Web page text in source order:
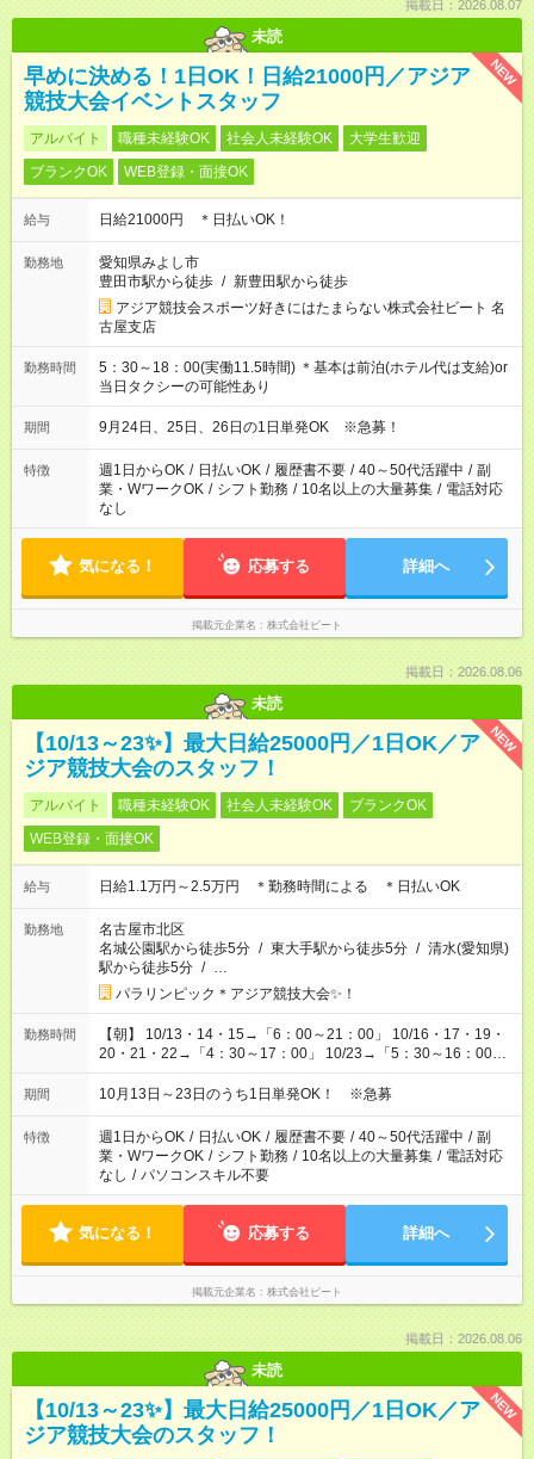
掲載日：2026.08.07
未読
NEW
早めに決める！1日OK！日給21000円／アジア
競技大会イベントスタッフ
アルバイト 職種未経験OK 社会人未経験OK
大学生歓迎
ブランクOK
WEB登録・面接OK
給与 日給21000円 ＊日払いOK！
勤務地
愛知県みよし市
豊田市駅から徒歩 / 新豊田駅から徒歩
アジア競技会スポーツ好きにはたまらない株式会社ビート 名
古屋支店
勤務時間
5：30～18：00(実働11.5時間) ＊基本は前泊(ホテル代は支給)or
当日タクシーの可能性あり
期間 9月24日、25日、26日の1日単発OK ※急募！
特徴 週1日からOK / 日払いOK / 履歴書不要 / 40～50代活躍中 / 副
業・WワークOK / シフト勤務 / 10名以上の大量募集 / 電話対応
なし
気になる！ 応募する 詳細へ
掲載元企業名 株式会社ビート
掲載日：2026.08.06
未読
NEW
【10/13～23✨】最大日給25000円／1日OK／ア
ジア競技大会のスタッフ！
アルバイト 職種未経験OK 社会人未経験OK
ブランクOK
WEB登録・面接OK
給与 日給1.1万円～2.5万円 ＊勤務時間による ＊日払いOK
勤務地
名古屋市北区
名城公園駅から徒歩5分 / 東大手駅から徒歩5分 / 清水(愛知県)
駅から徒歩5分 / …
パラリンピック＊アジア競技大会✨！
勤務時間
【朝】 10/13・14・15→「6：00～21：00」 10/16・17・19・
20・21・22→「4：30～17：00」 10/23→「5：30～16：00」
【夕方】 10/16・17・19～21→「17：00～26：00」
10/22→「17：00～24：30」 10/23→「16：00～23：00」 ＊
け、夕方だけ、などもOKです！
期間 10月13日～23日のうち1日単発OK！ ※急募
特徴 週1日からOK / 日払いOK / 履歴書不要 / 40～50代活躍中 / 副
業・WワークOK / シフト勤務 / 10名以上の大量募集 / 電話対応
なし / パソコンスキル不要
気になる！ 応募する 詳細へ
掲載元企業名 株式会社ビート
掲載日：2026.08.06
未読
NEW
【10/13～23✨】最大日給25000円／1日OK／ア
ジア競技大会のスタッフ！